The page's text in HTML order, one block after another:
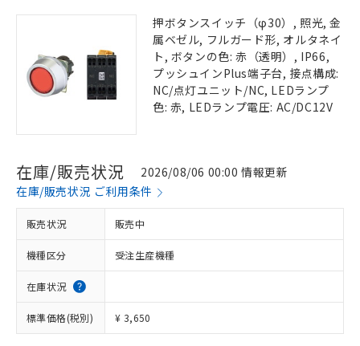
押ボタンスイッチ（φ30）, 照光, 金
属ベゼル, フルガード形, オルタネイ
ト, ボタンの色: 赤（透明）, IP66,
プッシュインPlus端子台, 接点構成:
NC/点灯ユニット/NC, LEDランプ
色: 赤, LEDランプ電圧: AC/DC12V
在庫/販売状況
2026/08/06 00:00 情報更新
在庫/販売状況 ご利用条件
販売状況 販売中
機種区分 受注生産機種
在庫状況
標準価格(税別) ¥ 3,650